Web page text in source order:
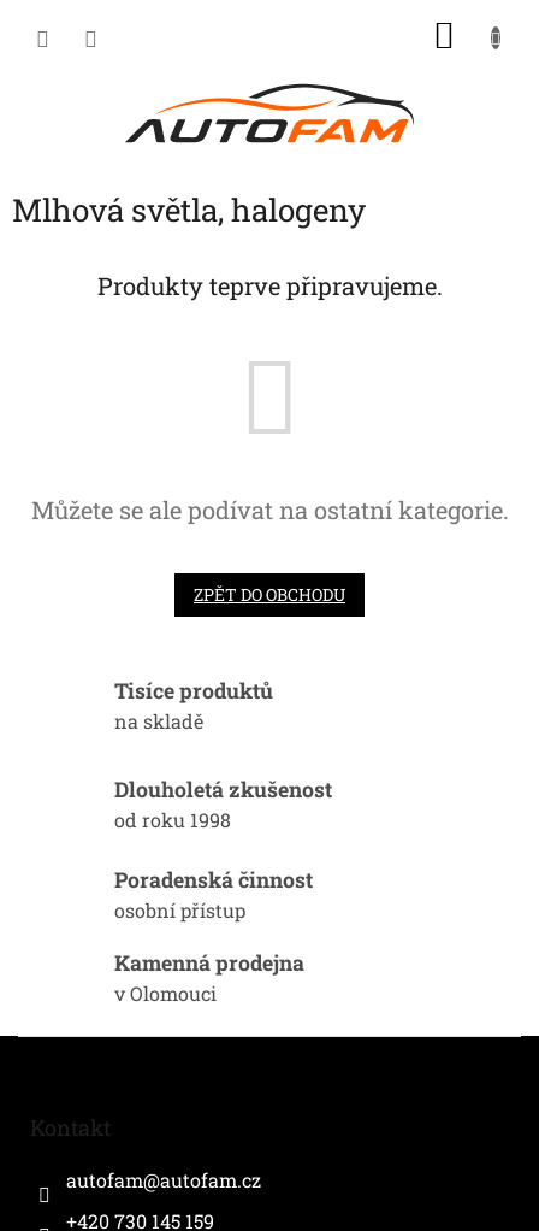
Mlhová světla, halogeny
Produkty teprve připravujeme.
Můžete se ale podívat na ostatní kategorie.
ZPĚT DO OBCHODU
Tisíce produktů
na skladě
Dlouholetá zkušenost
od roku 1998
Poradenská činnost
osobní přístup
Kamenná prodejna
v Olomouci
Kontakt
autofam@autofam.cz
+420 730 145 159